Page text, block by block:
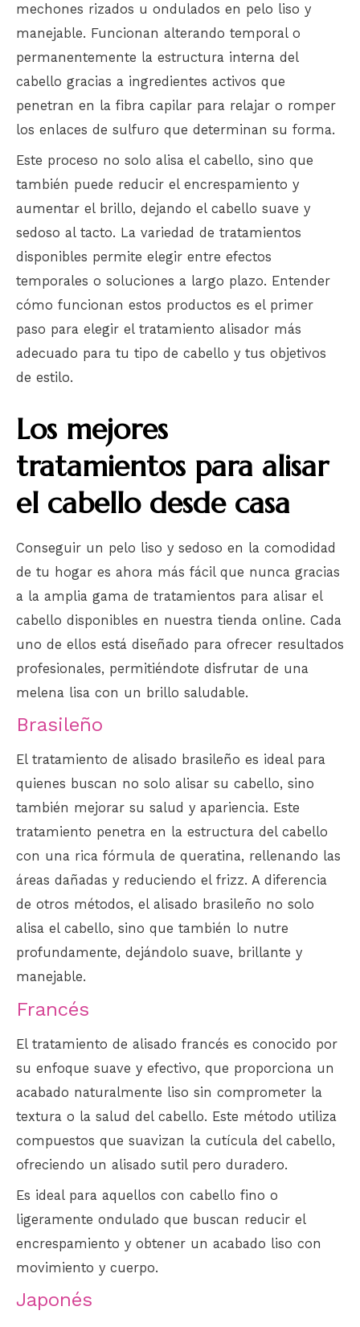
mechones rizados u ondulados en pelo liso y
manejable. Funcionan alterando temporal o
permanentemente la estructura interna del
cabello gracias a ingredientes activos que
penetran en la fibra capilar para relajar o romper
los enlaces de sulfuro que determinan su forma.
Este proceso no solo alisa el cabello, sino que
también puede reducir el encrespamiento y
aumentar el brillo, dejando el cabello suave y
sedoso al tacto. La variedad de tratamientos
disponibles permite elegir entre efectos
temporales o soluciones a largo plazo. Entender
cómo funcionan estos productos es el primer
paso para elegir el tratamiento alisador más
adecuado para tu tipo de cabello y tus objetivos
de estilo.
Los mejores
tratamientos para alisar
el cabello desde casa
Conseguir un pelo liso y sedoso en la comodidad
de tu hogar es ahora más fácil que nunca gracias
a la amplia gama de tratamientos para alisar el
cabello disponibles en nuestra tienda online. Cada
uno de ellos está diseñado para ofrecer resultados
profesionales, permitiéndote disfrutar de una
melena lisa con un brillo saludable.
Brasileño
El tratamiento de alisado brasileño es ideal para
quienes buscan no solo alisar su cabello, sino
también mejorar su salud y apariencia. Este
tratamiento penetra en la estructura del cabello
con una rica fórmula de queratina, rellenando las
áreas dañadas y reduciendo el frizz. A diferencia
de otros métodos, el alisado brasileño no solo
alisa el cabello, sino que también lo nutre
profundamente, dejándolo suave, brillante y
manejable.
Francés
El tratamiento de alisado francés es conocido por
su enfoque suave y efectivo, que proporciona un
acabado naturalmente liso sin comprometer la
textura o la salud del cabello. Este método utiliza
compuestos que suavizan la cutícula del cabello,
ofreciendo un alisado sutil pero duradero.
Es ideal para aquellos con cabello fino o
ligeramente ondulado que buscan reducir el
encrespamiento y obtener un acabado liso con
movimiento y cuerpo.
Japonés